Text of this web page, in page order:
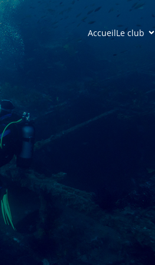
AccueilLe club